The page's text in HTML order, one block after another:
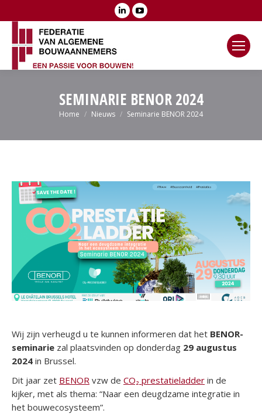
Linkedin
new
YouTube
new
SEMINARIE BENOR 2024
Je bent hier:
Home Nieuws Seminarie BENOR 2024
Wij zijn verheugd u te kunnen informeren dat het BENOR-
seminarie zal plaatsvinden op donderdag 29 augustus
2024 in Brussel.
Dit jaar zet BENOR vzw de CO₂ prestatieladder in de
kijker, met als thema: “Naar een deugdzame integratie in
het bouwecosysteem”.